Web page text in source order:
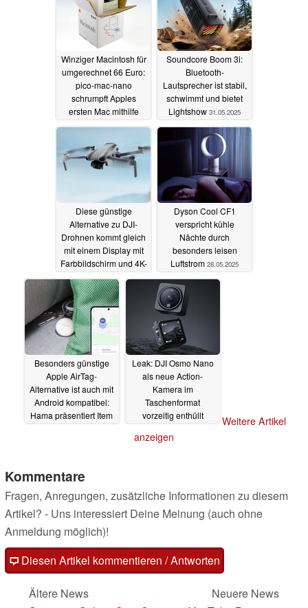
Winziger Macintosh für
umgerechnet 66 Euro:
pico-mac-nano
schrumpft Apples
ersten Mac mithilfe
Soundcore Boom 3i:
Bluetooth-
Lautsprecher ist stabil,
schwimmt und bietet
Lightshow 31.05.2025
Diese günstige
Alternative zu DJI-
Drohnen kommt gleich
mit einem Display mit
Farbbildschirm und 4K-
29.05.2025
Dyson Cool CF1
verspricht kühle
Nächte durch
besonders leisen
Luftstrom 28.05.2025
Besonders günstige
Apple AirTag-
Alternative ist auch mit
Android kompatibel:
Hama präsentiert Item
Leak: DJI Osmo Nano
als neue Action-
Kamera im
Taschenformat
vorzeitig enthüllt
Weitere Artikel
anzeigen
Kommentare
Fragen, Anregungen, zusätzliche Informationen zu diesem
Artikel? - Uns interessiert Deine Meinung (auch ohne
Anmeldung möglich)!
Diesen Artikel kommentieren / Antworten
Ältere News
Neuere News